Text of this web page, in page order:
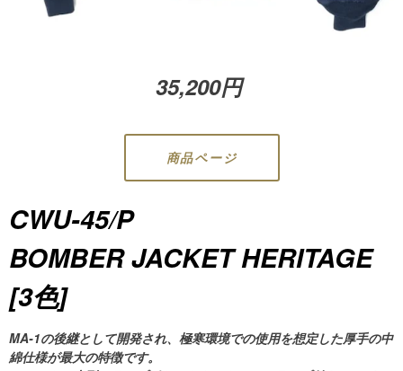
35,200円
商品ページ
CWU-45/P
BOMBER JACKET HERITAGE
[3色]
MA-1の後継として開発され、極寒環境での使用を想定した厚手の中
綿仕様が最大の特徴です。